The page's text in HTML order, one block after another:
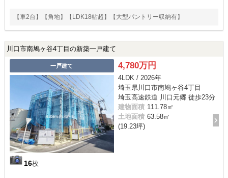
【車2台】【角地】【LDK18帖超】【大型パントリー収納有】
川口市南鳩ヶ谷4丁目の新築一戸建て
一戸建て
16枚
4,780万円
4LDK / 2026年
埼玉県川口市南鳩ヶ谷4丁目
埼玉高速鉄道 川口元郷 徒歩23分
建物面積 111.78㎡
土地面積 63.58㎡
(19.23坪)